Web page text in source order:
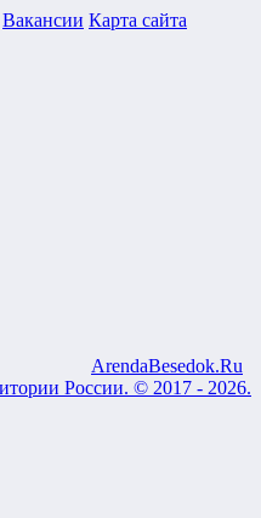
Вакансии Карта сайта
ArendaBesedok.Ru
России. © 2017 - 2026.